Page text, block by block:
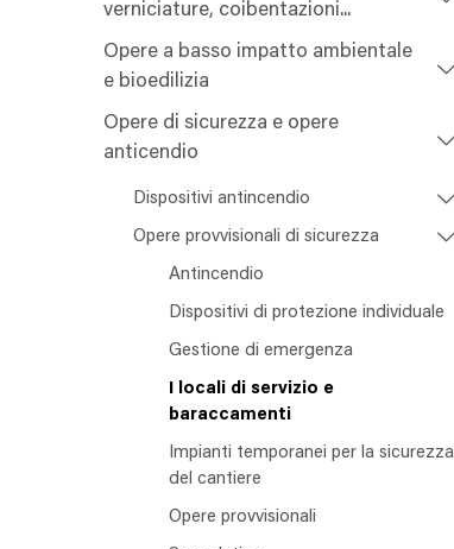
verniciature, coibentazioni...
Opere a basso impatto ambientale
e bioedilizia
Opere di sicurezza e opere
anticendio
Dispositivi antincendio
Opere provvisionali di sicurezza
Antincendio
Dispositivi di protezione individuale
Gestione di emergenza
I locali di servizio e
baraccamenti
Impianti temporanei per la sicurezza
del cantiere
Opere provvisionali